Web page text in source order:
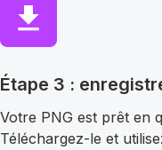
Étape 3 :
Votre PNG est prêt en
Téléchargez-le et